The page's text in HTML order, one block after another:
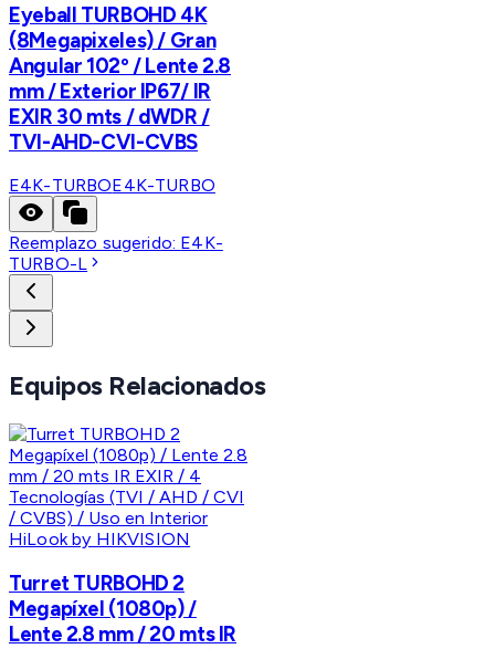
Eyeball TURBOHD 4K
(8Megapixeles) / Gran
Angular 102º / Lente 2.8
mm / Exterior IP67/ IR
EXIR 30 mts / dWDR /
TVI-AHD-CVI-CVBS
E4K-TURBOE4K-TURBO
Reemplazo sugerido: E4K-
TURBO-L
Equipos Relacionados
HiLook by HIKVISION
Turret TURBOHD 2
Megapíxel (1080p) /
Lente 2.8 mm / 20 mts IR